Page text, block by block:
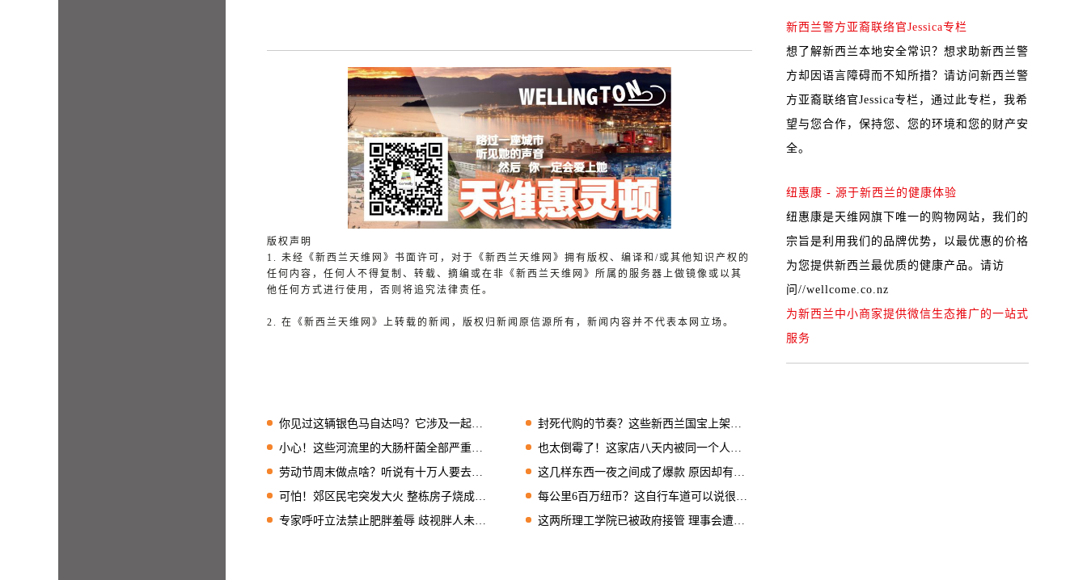
版权声明
1. 未经《新西兰天维网》书面许可，对于《新西兰天维网》拥有版权、编译和/或其他知识产权的
任何内容，任何人不得复制、转载、摘编或在非《新西兰天维网》所属的服务器上做镜像或以其
他任何方式进行使用，否则将追究法律责任。
2. 在《新西兰天维网》上转载的新闻，版权归新闻原信源所有，新闻内容并不代表本网立场。
你见过这辆银色马自达吗？它涉及一起重大谋杀案
封死代购的节奏？这些新西兰国宝上架天猫直售中国
小心！这些河流里的大肠杆菌全部严重超标
也太倒霉了！这家店八天内被同一个人抢了三次
劳动节周末做点啥？听说有十万人要去这个狂欢节
这几样东西一夜之间成了爆款 原因却有点辛酸……
可怕！郊区民宅突发大火 整栋房子烧成废墟
每公里6百万纽币？这自行车道可以说很奢侈了！
专家呼吁立法禁止肥胖羞辱 歧视胖人未来或违法
这两所理工学院已被政府接管 理事会遭解散
新西兰警方亚裔联络官Jessica专栏
想了解新西兰本地安全常识？想求助新西兰警
方却因语言障碍而不知所措？请访问新西兰警
方亚裔联络官Jessica专栏，通过此专栏，我希
望与您合作，保持您、您的环境和您的财产安
全。
纽惠康 - 源于新西兰的健康体验
纽惠康是天维网旗下唯一的购物网站，我们的
宗旨是利用我们的品牌优势，以最优惠的价格
为您提供新西兰最优质的健康产品。请访
问 //wellcome.co.nz
为新西兰中小商家提供微信生态推广的一站式
服务